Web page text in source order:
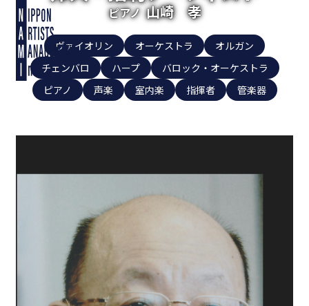
ピアノ 山崎 孝
ヴァイオリン オーケストラ
オルガン
チェンバロ
ハープ
バロック・オーケストラ
ピアノ
声楽 室内楽 指揮者 管楽器